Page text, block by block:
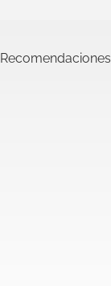
Recomendaciones